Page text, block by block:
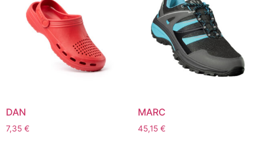
DAN
7,35 €
MARC
45,15 €